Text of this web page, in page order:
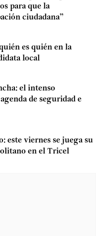
para que la
ciudadana”
es quién en la
local
el intenso
de seguridad e
este viernes se juega su
en el Tricel